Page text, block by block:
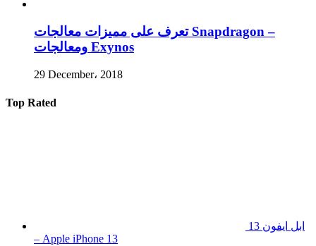
تعرف على مميزات معالجات Snapdragon –
ومعالجات Exynos
29 December، 2018
Top Rated
ابل ايفون 13
– Apple iPhone 13